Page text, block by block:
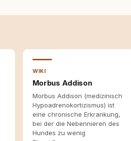
WIKI
Morbus Addison
Morbus Addison (medizinisch
Hypoadrenokortizismus) ist
eine chronische Erkrankung,
bei der die Nebennieren des
Hundes zu wenig